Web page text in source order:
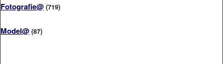
Fotografie@ (719)
Model@ (87)